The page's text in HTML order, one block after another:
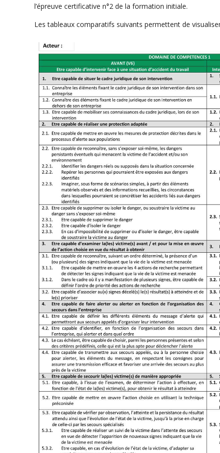
l’épreuve certificative n°2 de la formation initiale.
Les tableaux comparatifs suivants permettent de